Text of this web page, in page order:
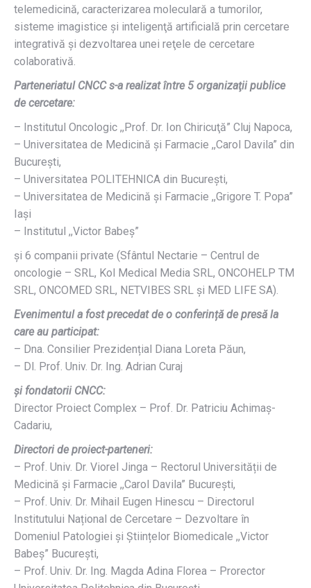
telemedicină, caracterizarea moleculară a tumorilor,
sisteme imagistice şi inteligenţă artificială prin cercetare
integrativă și dezvoltarea unei reţele de cercetare
colaborativă.
Parteneriatul CNCC s-a realizat între 5 organizaţii publice
de cercetare:
– Institutul Oncologic ,,Prof. Dr. Ion Chiricuţă” Cluj Napoca,
– Universitatea de Medicină şi Farmacie ,,Carol Davila” din
Bucureşti,
– Universitatea POLITEHNICA din Bucureşti,
– Universitatea de Medicină şi Farmacie ,,Grigore T. Popa”
Iaşi
– Institutul ,,Victor Babeş”
şi 6 companii private (Sfântul Nectarie – Centrul de
oncologie – SRL, Kol Medical Media SRL, ONCOHELP TM
SRL, ONCOMED SRL, NETVIBES SRL şi MED LIFE SA).
Evenimentul a fost precedat de o conferință de presă la
care au participat:
– Dna. Consilier Prezidențial Diana Loreta Păun,
– Dl. Prof. Univ. Dr. Ing. Adrian Curaj
și fondatorii CNCC:
Director Proiect Complex – Prof. Dr. Patriciu Achimaș-
Cadariu,
Directori de proiect-parteneri:
– Prof. Univ. Dr. Viorel Jinga – Rectorul Universității de
Medicină și Farmacie ,,Carol Davila” București,
– Prof. Univ. Dr. Mihail Eugen Hinescu – Directorul
Institutului Național de Cercetare – Dezvoltare în
Domeniul Patologiei și Științelor Biomedicale ,,Victor
Babeș” București,
– Prof. Univ. Dr. Ing. Magda Adina Florea – Prorector